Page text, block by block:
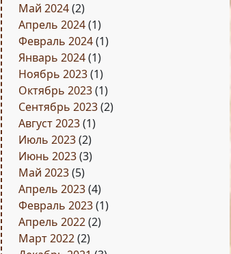
Май 2024(2)
Апрель 2024(1)
Февраль 2024(1)
Январь 2024(1)
Ноябрь 2023(1)
Октябрь 2023(1)
Сентябрь 2023(2)
Август 2023(1)
Июль 2023(2)
Июнь 2023(3)
Май 2023(5)
Апрель 2023(4)
Февраль 2023(1)
Апрель 2022(2)
Март 2022(2)